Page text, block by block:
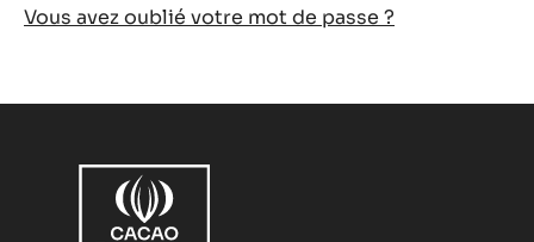
Vous avez oublié votre mot de passe ?